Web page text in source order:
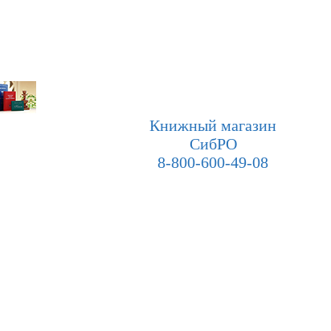
Книжный магазин
СибРО
8-800-600-49-08